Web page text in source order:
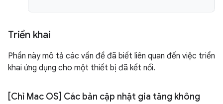
Triển khai
Phần này mô tả các vấn đề đã biết liên quan đến việc triển
khai ứng dụng cho một thiết bị đã kết nối.
[Chỉ Mac OS] Các bản cập nhật gia tăng không